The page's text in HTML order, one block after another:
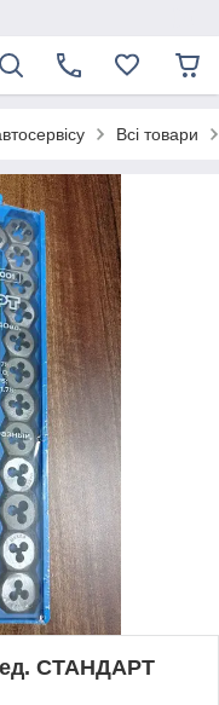
Всі товари
СТАНДАРТ